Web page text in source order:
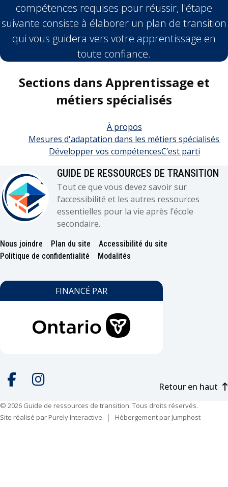
compétences requises pour réussir, l'étape
suivante consiste à élaborer un plan de transition
qui vous guidera vers votre apprentissage en
toute confiance.
Sections dans Apprentissage et
métiers spécialisés
À propos
Mesures d'adaptation dans les métiers spécialisés
Développer vos compétencesC’est parti
Social
media
FacebookInstagram
Retour en haut
GUIDE DE RESSOURCES DE TRANSITION
Tout ce que vous devez savoir sur
l’accessibilité et les autres ressources
essentielles pour la vie après l’école
secondaire.
FINANCÉ PAR
Footer
Nous joindre Plan du site
Accessibilité du site
Politique de confidentialité
Modalités
© 2026 Guide de ressources de transition. Tous droits réservés.
Site réalisé par Purely Interactive Hébergement par Jumphost